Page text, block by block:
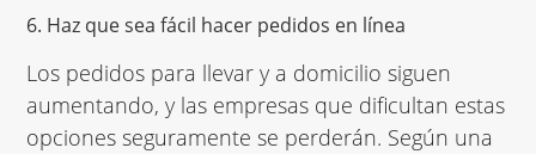
6. Haz que sea fácil hacer pedidos en línea
Los pedidos para llevar y a domicilio siguen
aumentando, y las empresas que dificultan estas
opciones seguramente se perderán. Según una